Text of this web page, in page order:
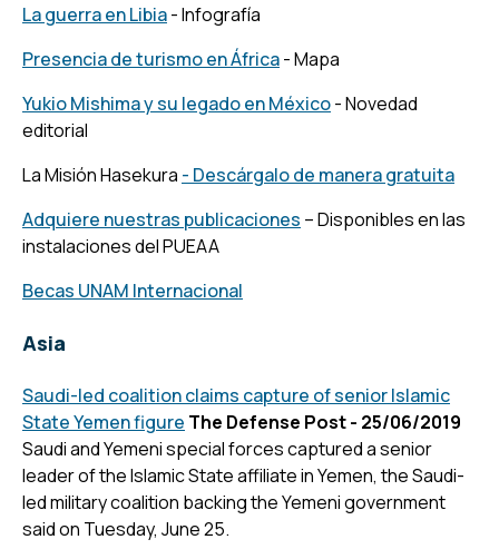
La guerra en Libia- Infografía
Presencia de turismo en África- Mapa
Yukio Mishima y su legado en México- Novedad
editorial
La Misión Hasekura - Descárgalo de manera gratuita
Adquiere nuestras publicaciones – Disponibles en las
instalaciones del PUEAA
Becas UNAM Internacional
Asia
Saudi-led coalition claims capture of senior Islamic
State Yemen figure The Defense Post - 25/06/2019
Saudi and Yemeni special forces captured a senior
leader of the Islamic State affiliate in Yemen, the Saudi-
led military coalition backing the Yemeni government
said on Tuesday, June 25.